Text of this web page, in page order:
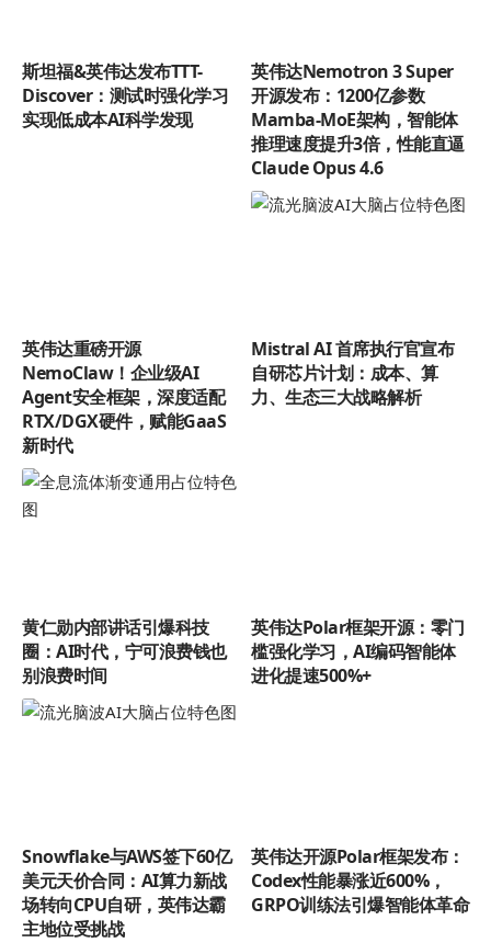
斯坦福&英伟达发布TTT-
Discover：测试时强化学习
实现低成本AI科学发现
英伟达Nemotron 3 Super
开源发布：1200亿参数
Mamba-MoE架构，智能体
推理速度提升3倍，性能直逼
Claude Opus 4.6
英伟达重磅开源
NemoClaw！企业级AI
Agent安全框架，深度适配
RTX/DGX硬件，赋能GaaS
新时代
Mistral AI 首席执行官宣布
自研芯片计划：成本、算
力、生态三大战略解析
黄仁勋内部讲话引爆科技
圈：AI时代，宁可浪费钱也
别浪费时间
英伟达Polar框架开源：零门
槛强化学习，AI编码智能体
进化提速500%+
Snowflake与AWS签下60亿
美元天价合同：AI算力新战
场转向CPU自研，英伟达霸
主地位受挑战
英伟达开源Polar框架发布：
Codex性能暴涨近600%，
GRPO训练法引爆智能体革命